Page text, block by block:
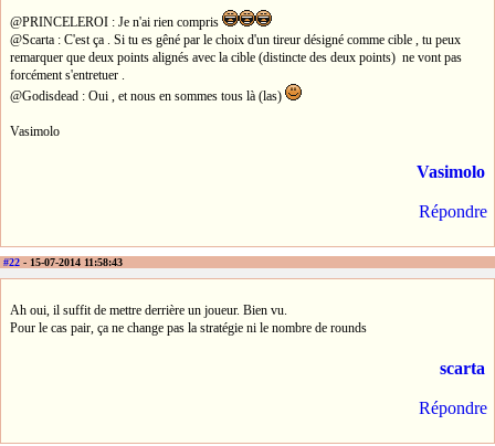
@PRINCELEROI : Je n'ai rien compris
@Scarta : C'est ça . Si tu es gêné par le choix d'un tireur désigné comme cible , tu peux
remarquer que deux points alignés avec la cible (distincte des deux points) ne vont pas
forcément s'entretuer .
@Godisdead : Oui , et nous en sommes tous là (las)
Vasimolo
Vasimolo
Répondre
#22 - 15-07-2014 11:58:43
Ah oui, il suffit de mettre derrière un joueur. Bien vu.
Pour le cas pair, ça ne change pas la stratégie ni le nombre de rounds
scarta
Répondre